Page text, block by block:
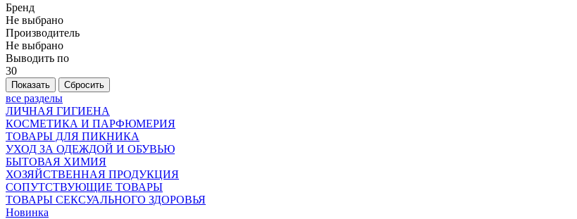
Бренд
Не выбрано
Производитель
Не выбрано
Выводить по
30
все разделы
ЛИЧНАЯ ГИГИЕНА
КОСМЕТИКА И ПАРФЮМЕРИЯ
ТОВАРЫ ДЛЯ ПИКНИКА
УХОД ЗА ОДЕЖДОЙ И ОБУВЬЮ
БЫТОВАЯ ХИМИЯ
ХОЗЯЙСТВЕННАЯ ПРОДУКЦИЯ
СОПУТСТВУЮЩИЕ ТОВАРЫ
ТОВАРЫ СЕКСУАЛЬНОГО ЗДОРОВЬЯ
Новинка